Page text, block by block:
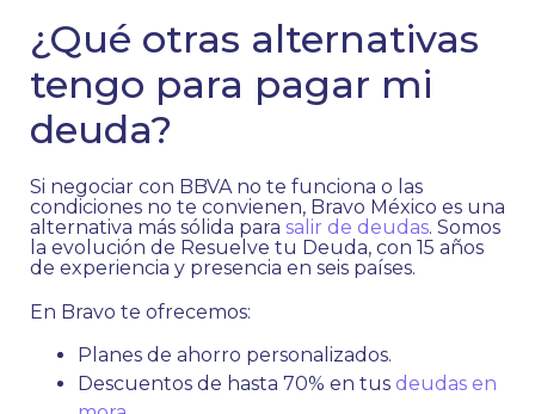
¿Qué otras alternativas
tengo para pagar mi
deuda?
Si negociar con BBVA no te funciona o las
condiciones no te convienen, Bravo México es una
alternativa más sólida para salir de deudas. Somos
la evolución de Resuelve tu Deuda, con 15 años
de experiencia y presencia en seis países.
En Bravo te ofrecemos:
Planes de ahorro personalizados.
Descuentos de hasta 70% en tus deudas en